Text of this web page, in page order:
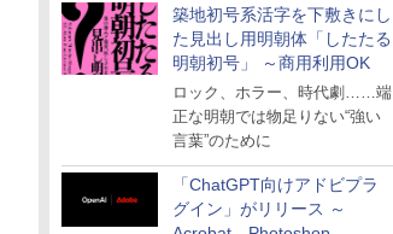
築地初号系活字を下敷きにし
た見出し用明朝体「したたる
明朝初号」 ～商用利用OK
ロック、ホラー、時代劇……端
正な明朝では物足りない“強い
言葉”のために
「ChatGPT向けアドビプラ
グイン」がリリース ～